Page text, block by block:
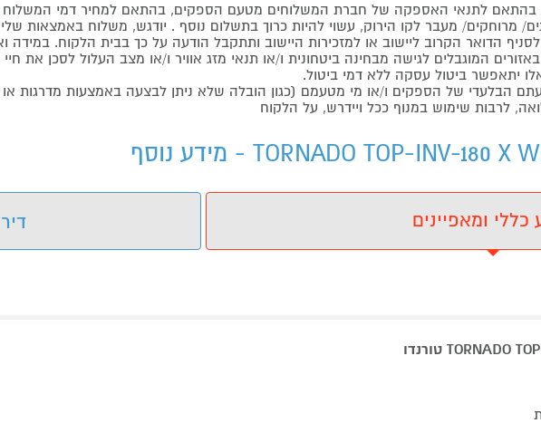
בהתאם לתנאי האספקה של חברת המשלוחים מטעם הספקים, בהתאם למחיר דמי המשלוח
מרוחקים/ מעבר לקו הירוק, עשוי להיות כרוך בתשלום נוסף . יודגש, משלוח באמצאות
לסניף הדואר הקרוב ליישוב או למזכירות היישוב ותתקבל הודעה על כך בבית הלקוח.
המוגבלים לגישה מבחינה ביטחונית ו/או תנאי מזג אוויר ו/או מצב העלול לסכן את
יתאפשר ביטול עסקה ללא דמי ביטול.
הבלעדי של הספקים ו/או מי מטעמם (כגון הובלה שלא ניתן לבצעה באמצעות מדרגות
לרבות שימוש במנוף ככל ויידרש, על הלקוח
כללי ומאפיינים